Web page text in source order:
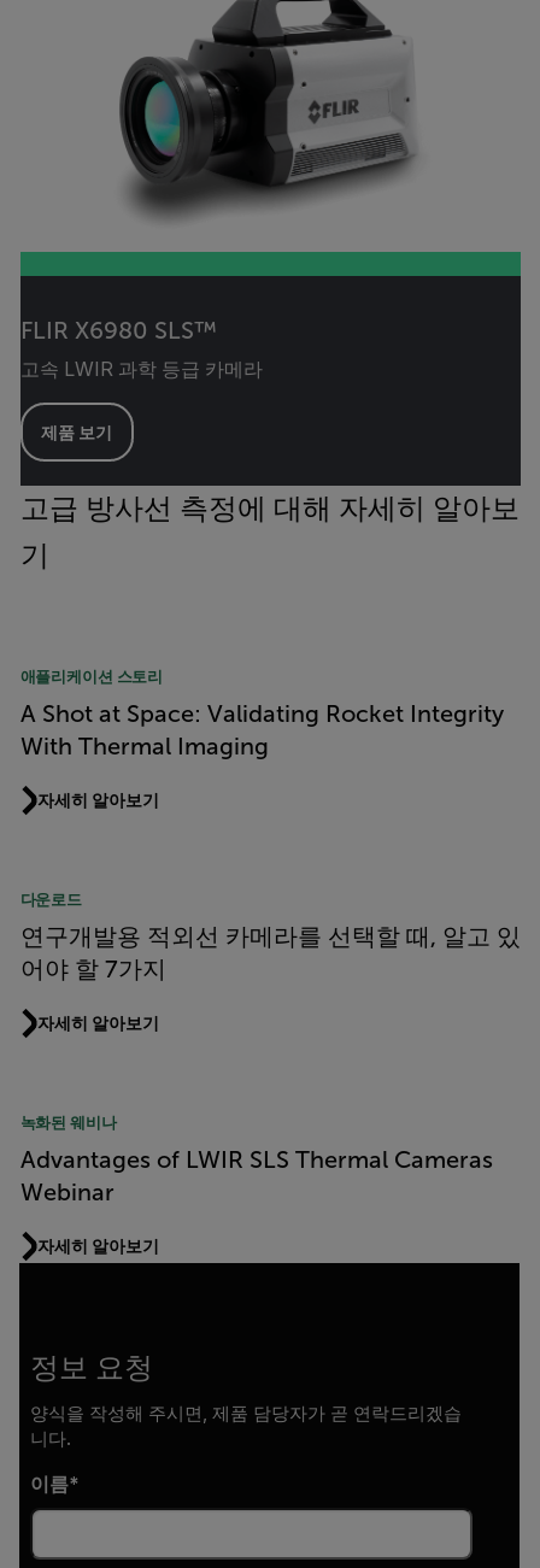
FLIR X6980 SLS™
고속 LWIR 과학 등급 카메라
제품 보기
고급 방사선 측정에 대해 자세히 알아보
기
애플리케이션 스토리
A Shot at Space: Validating Rocket Integrity
With Thermal Imaging
자세히 알아보기
다운로드
연구개발용 적외선 카메라를 선택할 때, 알고 있
어야 할 7가지
자세히 알아보기
녹화된 웨비나
Advantages of LWIR SLS Thermal Cameras
Webinar
자세히 알아보기
정보 요청
양식을 작성해 주시면, 제품 담당자가 곧 연락드리겠습
니다.
이름